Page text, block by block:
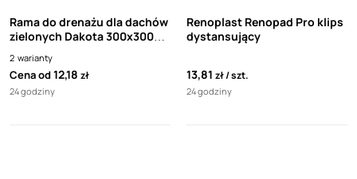
Rama do drenażu dla dachów
zielonych Dakota 300x300
2 warianty
Cena od12,18 zł
24 godziny
Renoplast Renopad Pro klips
dystansujący
13,81 zł szt.
24 godziny